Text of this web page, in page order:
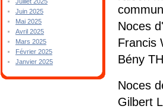
Juin 2025
Mai 2025
Avril 2025
Mars 2025
Février 2025
Janvier 2025
Noces
Francis
Bény
Noces
Gilbert